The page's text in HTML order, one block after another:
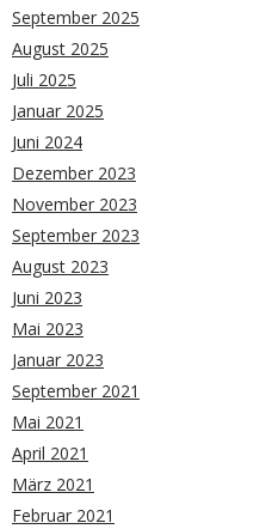
September 2025
August 2025
Juli 2025
Januar 2025
Juni 2024
Dezember 2023
November 2023
September 2023
August 2023
Juni 2023
Mai 2023
Januar 2023
September 2021
Mai 2021
April 2021
März 2021
Februar 2021